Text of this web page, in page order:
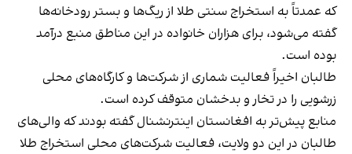
که عمدتاً به استخراج سنتی طلا از ریگ‌ها و بستر رودخانه‌ها
گفته می‌شود، برای هزاران خانواده در این مناطق منبع درآمد
بوده است.
طالبان اخیراً فعالیت شماری از شرکت‌ها و کارگاه‌های محلی
زرشویی را در تخار و بدخشان متوقف کرده است.
منابع پیش‌تر به افغانستان اینترنشنال گفته بودند که والی‌های
طالبان در این دو ولایت، فعالیت شرکت‌های محلی استخراج طلا